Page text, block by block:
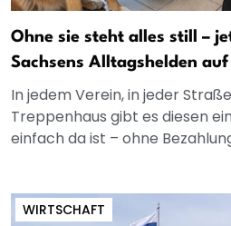
Ohne sie steht alles still –
Sachsens Alltagshelden
In jedem Verein, in jeder
Treppenhaus gibt es diesen
einfach da ist – ohne
WIRTSCHAFT